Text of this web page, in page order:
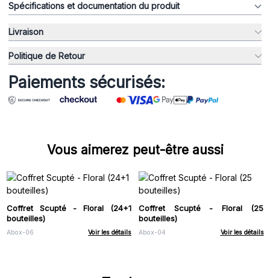
Spécifications et documentation du produit
Livraison
Politique de Retour
Paiements sécurisés:
Vous aimerez peut-être aussi
Coffret Scupté - Floral (24+1
bouteilles)
Abox-06 Voir les détails
Coffret Scupté - Floral (25
bouteilles)
Abox-04 Voir les détails